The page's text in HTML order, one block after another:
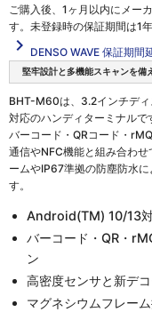
ご購入後、1ヶ月以内にメー
す。未登録時の保証期間は1年
navigate_next DENSO WAVE 保証期間
堅牢設計と多機能スキャンを
BHT-M60は、3.2インチデ
対応のハンディターミナルで
バーコード・QRコード・
通信やNFC機能と組み合わ
ームやIP67準拠の防塵防水
す。
Android(TM) 10/13
バーコード・QR・
ン
高密度センサと新デ
マグネシウムフレー